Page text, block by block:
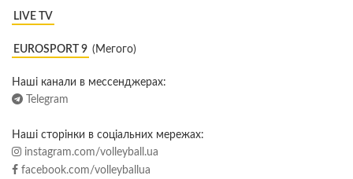
LIVE TV
EUROSPORT 9 (Мегого)
Наші канали в мессенджерах:
Telegram
Наші сторінки в соціальних мережах:
instagram.com/volleyball.ua
facebook.com/volleyballua